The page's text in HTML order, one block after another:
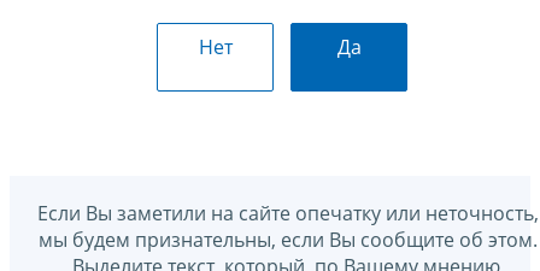
Нет Да
Если Вы заметили на сайте опечатку или неточность,
мы будем признательны, если Вы сообщите об этом.